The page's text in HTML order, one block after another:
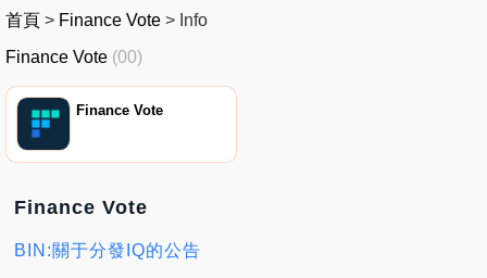
首頁 > Finance Vote > Info
Finance Vote (00)
Finance Vote
Finance Vote
BIN:關于分發IQ的公告